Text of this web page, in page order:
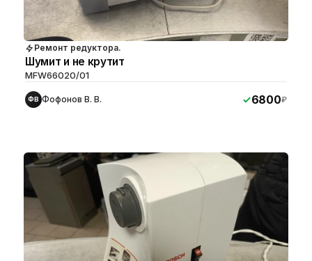
Ремонт редуктора.
Шумит и не крутит
MFW66020/01
ФВ Фофонов В. В. 6800₽